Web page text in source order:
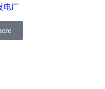
电厂